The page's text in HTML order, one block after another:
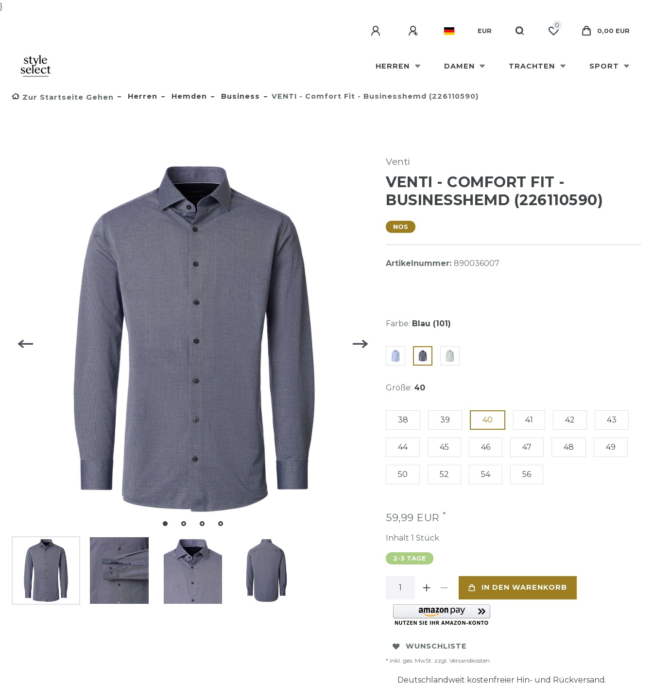
}
EUR
0
0,00 EUR
HERREN DAMEN TRACHTEN SPORT
Zur Startseite Gehen Herren Hemden Business VENTI - Comfort Fit - Businesshemd (226110590)
Venti
VENTI - COMFORT FIT -
BUSINESSHEMD (226110590)
NOS
Artikelnummer: 890036007
Farbe: Blau (101)
Größe: 40
38 39 40 41 42 43
44 45 46 47 48 49
50 52 54 56
59,99 EUR *
Inhalt 1 Stück
2-3 TAGE
IN DEN WARENKORB
WUNSCHLISTE
* inkl. ges. MwSt. zzgl. Versandkosten
Deutschlandweit kostenfreier Hin- und Rückversand.